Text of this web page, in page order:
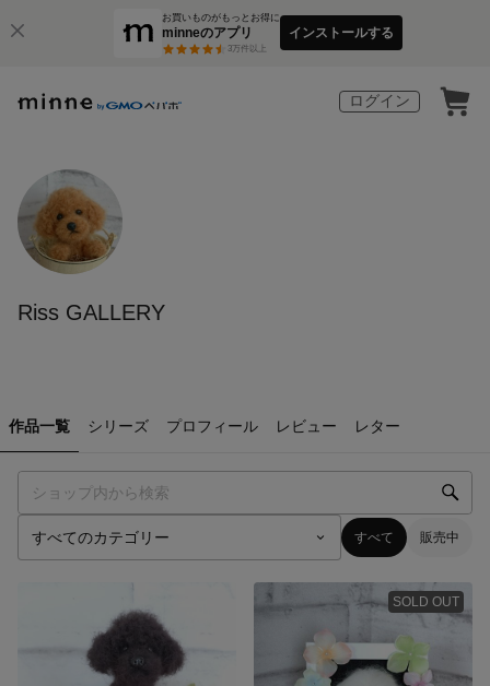
お買いものがもっとお得に
minneのアプリ
3万件以上
インストールする
ログイン
Riss GALLERY
作品一覧 シリーズ プロフィール レビュー レター
すべて 販売中
SOLD OUT